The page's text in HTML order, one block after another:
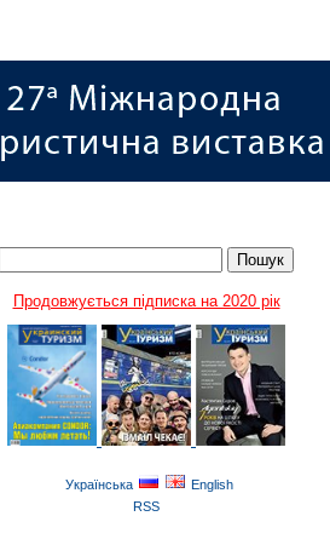
Продовжується підписка на 2020 рік
Українська
English
RSS